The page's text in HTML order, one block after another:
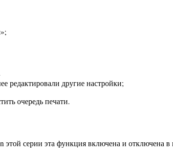
редактировали другие настройки;
очередь печати.
серии эта функция включена и отключена в